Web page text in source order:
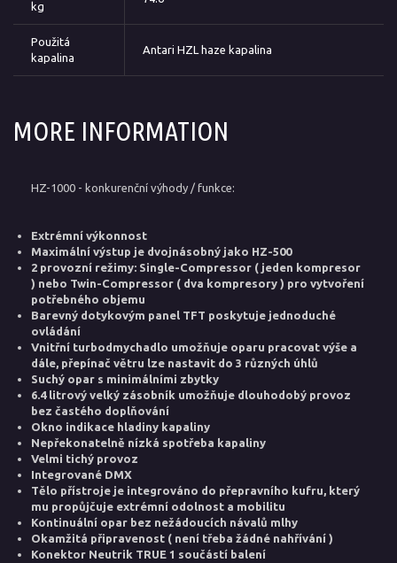
kg
Použitá
kapalina
Antari HZL haze kapalina
MORE INFORMATION
HZ-1000 - konkurenční výhody / funkce:
Extrémní výkonnost
Maximální výstup je dvojnásobný jako HZ-500
2 provozní režimy: Single-Compressor ( jeden kompresor
) nebo Twin-Compressor ( dva kompresory ) pro vytvoření
potřebného objemu
Barevný dotykovým panel TFT poskytuje jednoduché
ovládání
Vnitřní turbodmychadlo umožňuje oparu pracovat výše a
dále, přepínač větru lze nastavit do 3 různých úhlů
Suchý opar s minimálními zbytky
6.4 litrový velký zásobník umožňuje dlouhodobý provoz
bez častého doplňování
Okno indikace hladiny kapaliny
Nepřekonatelně nízká spotřeba kapaliny
Velmi tichý provoz
Integrované DMX
Tělo přístroje je integrováno do přepravního kufru, který
mu propůjčuje extrémní odolnost a mobilitu
Kontinuální opar bez nežádoucích návalů mlhy
Okamžitá připravenost ( není třeba žádné nahřívání )
Konektor Neutrik TRUE 1 součástí balení